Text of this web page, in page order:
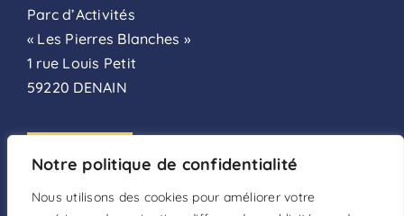
Notre politique de confidentialité
Nous utilisons des cookies pour améliorer votre
Parc d’Activités
« Les Pierres Blanches »
1 rue Louis Petit
59220 DENAIN
FAIRE UN DON